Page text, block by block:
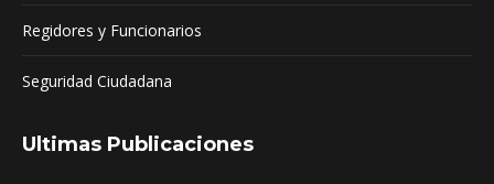
Regidores y Funcionarios
Seguridad Ciudadana
Ultimas Publicaciones